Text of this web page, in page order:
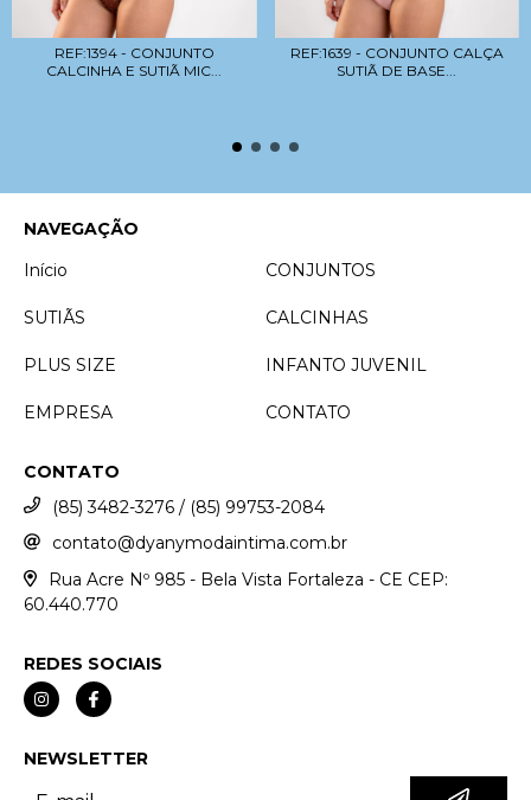
REF:1394 - CONJUNTO
CALCINHA E SUTIÃ MIC...
REF:1639 - CONJUNTO CALÇA
SUTIÃ DE BASE...
NAVEGAÇÃO
Início
CONJUNTOS
SUTIÃS CALCINHAS
PLUS SIZE INFANTO JUVENIL
EMPRESA CONTATO
CONTATO
(85) 3482-3276 / (85) 99753-2084
contato@dyanymodaintima.com.br
Rua Acre Nº 985 - Bela Vista Fortaleza - CE CEP:
60.440.770
REDES SOCIAIS
NEWSLETTER